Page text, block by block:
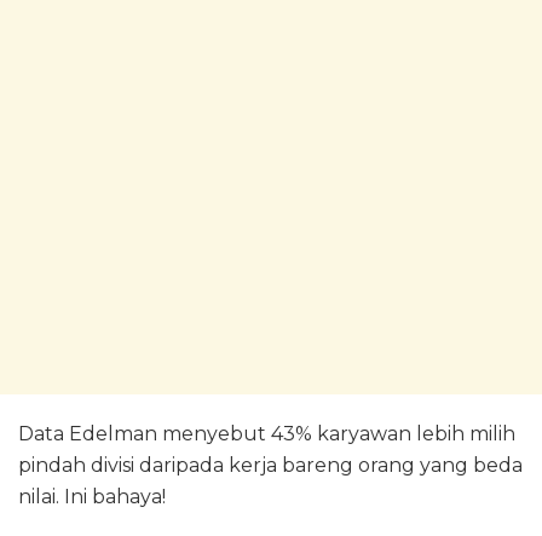
Data Edelman menyebut 43% karyawan lebih milih
pindah divisi daripada kerja bareng orang yang beda
nilai. Ini bahaya!